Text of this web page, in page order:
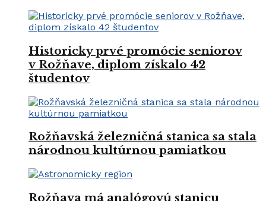
Historicky prvé promócie seniorov
v Rožňave, diplom získalo 42
študentov
Rožňavská železničná stanica sa stala
národnou kultúrnou pamiatkou
Rožňava má analógovú stanicu